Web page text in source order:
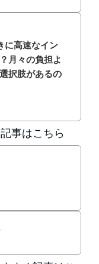
に高速なイン
月々の負担よ
択肢があるの
事はこちら